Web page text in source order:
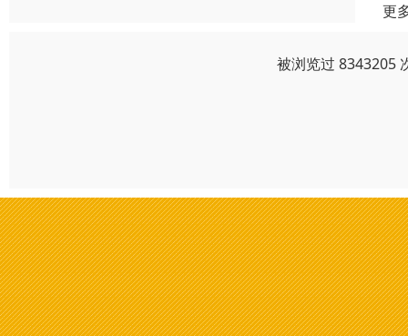
更
被浏览过 8343205